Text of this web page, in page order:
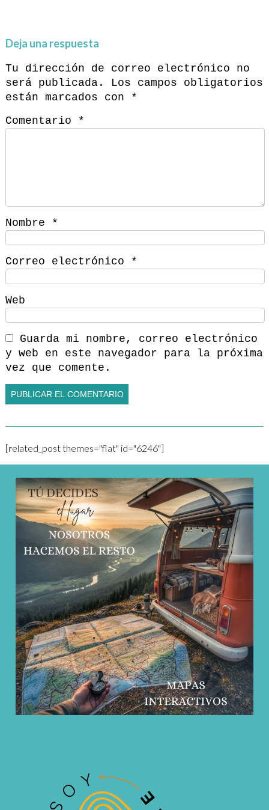
Deja una respuesta
Tu dirección de correo electrónico no
será publicada.
Los campos obligatorios
están marcados con
*
Comentario
*
Nombre *
Correo electrónico *
Web
Guarda mi nombre, correo electrónico
y web en este navegador para la próxima
vez que comente.
[related_post themes="flat" id="6246"]